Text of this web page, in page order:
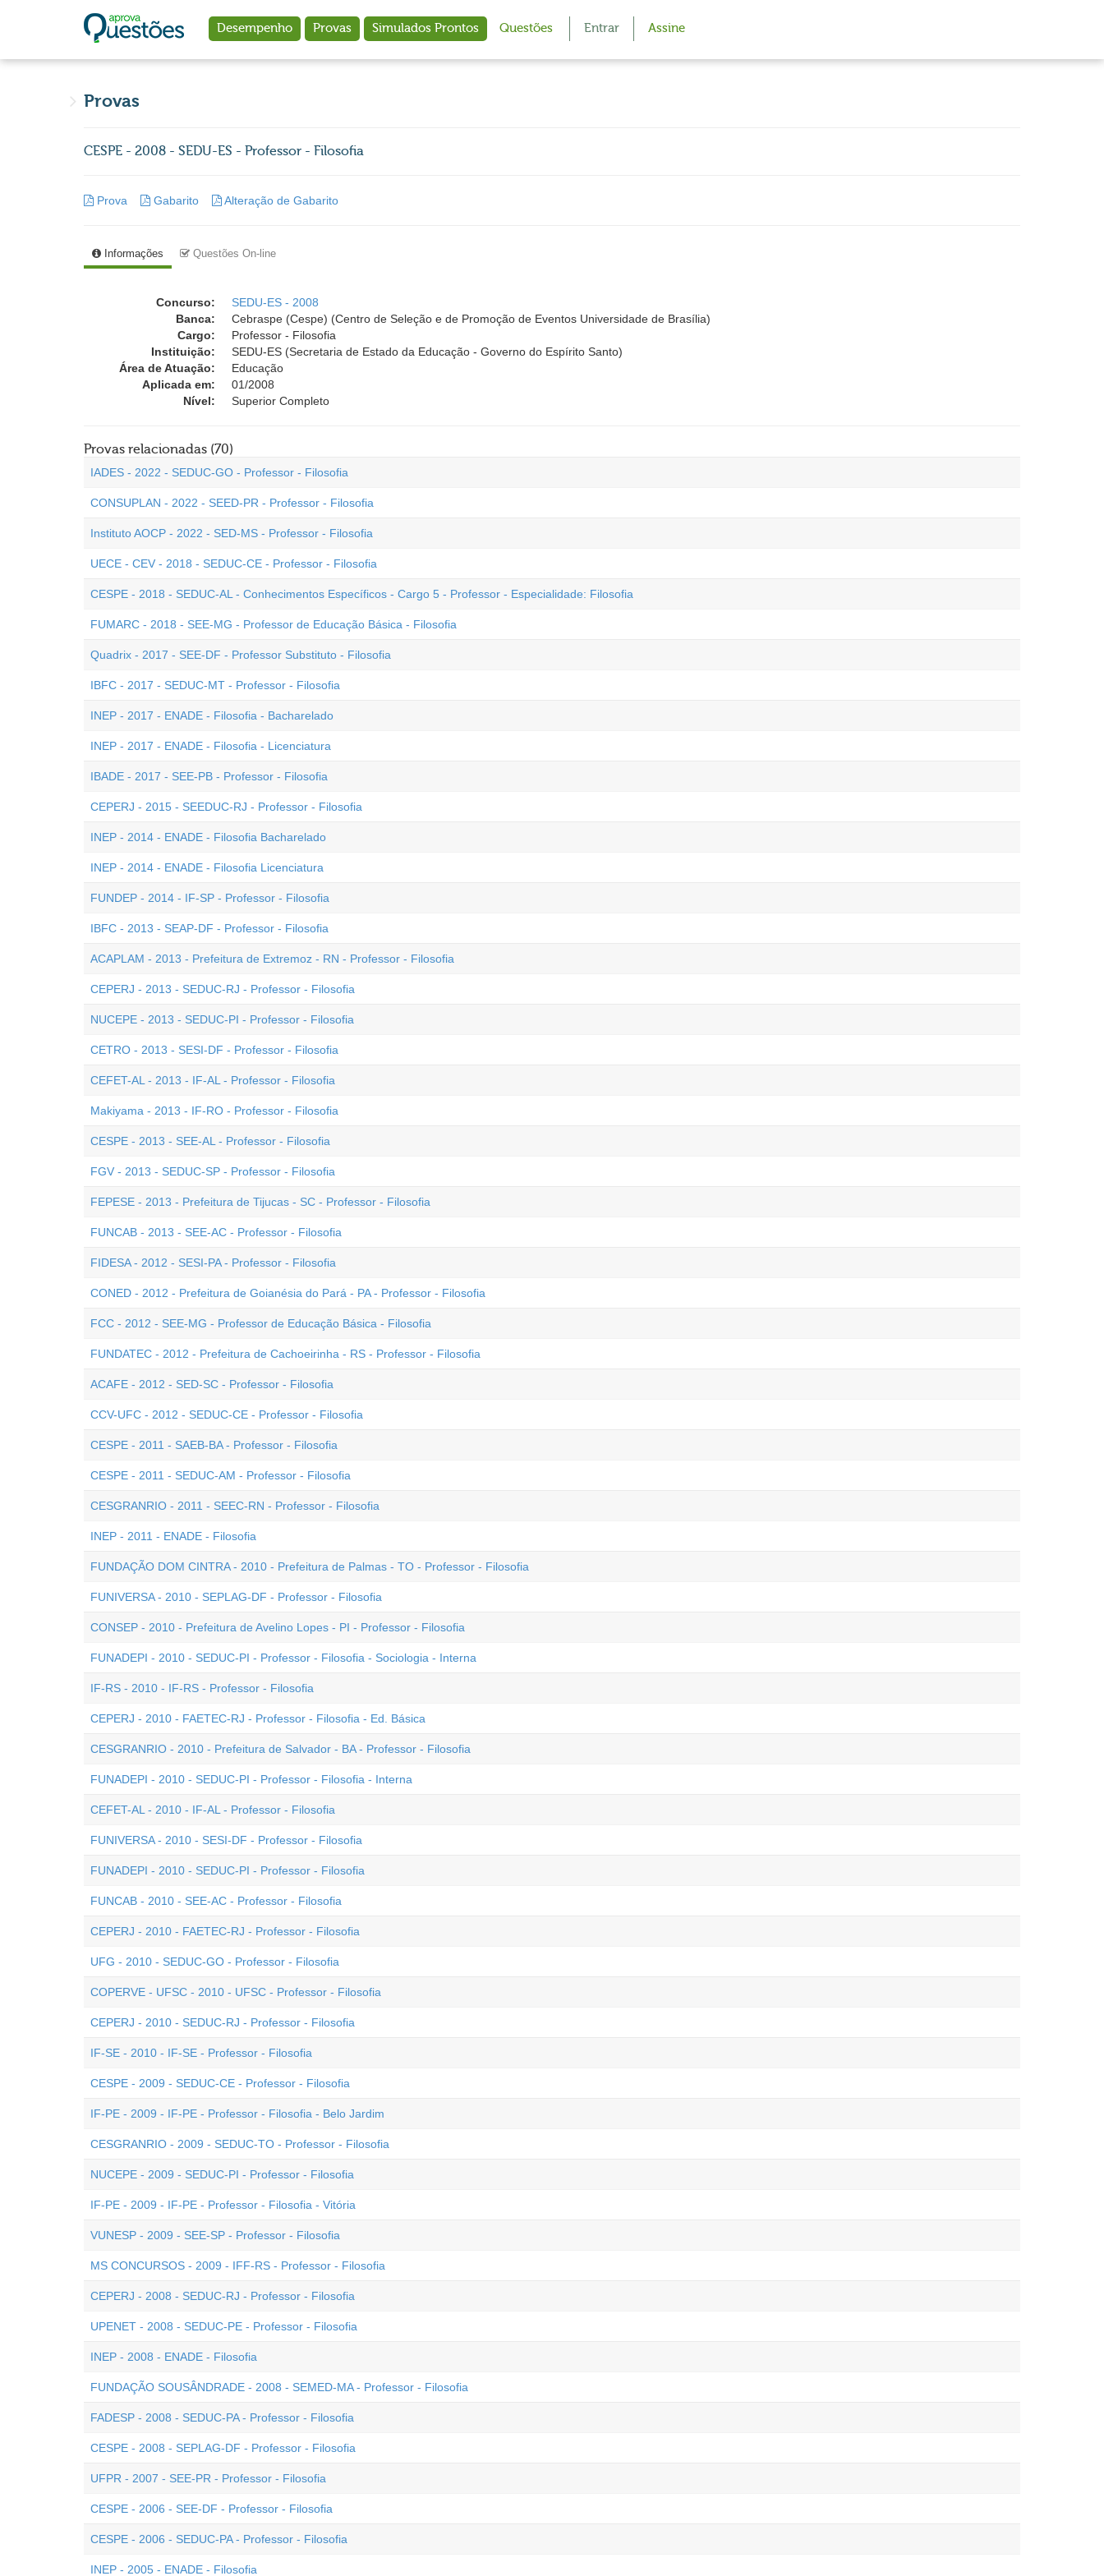
Desempenho Provas Simulados Prontos Questões Entrar Assine
Provas
CESPE - 2008 - SEDU-ES - Professor - Filosofia
Prova Gabarito Alteração de Gabarito
Informações Questões On-line
Concurso:
SEDU-ES - 2008
Banca:
Cebraspe (Cespe) (Centro de Seleção e de Promoção de Eventos Universidade de Brasília)
Cargo:
Professor - Filosofia
Instituição:
SEDU-ES (Secretaria de Estado da Educação - Governo do Espírito Santo)
Área de Atuação:
Educação
Aplicada em:
01/2008
Nível:
Superior Completo
Provas relacionadas (70)
IADES - 2022 - SEDUC-GO - Professor - Filosofia
CONSUPLAN - 2022 - SEED-PR - Professor - Filosofia
Instituto AOCP - 2022 - SED-MS - Professor - Filosofia
UECE - CEV - 2018 - SEDUC-CE - Professor - Filosofia
CESPE - 2018 - SEDUC-AL - Conhecimentos Específicos - Cargo 5 - Professor - Especialidade: Filosofia
FUMARC - 2018 - SEE-MG - Professor de Educação Básica - Filosofia
Quadrix - 2017 - SEE-DF - Professor Substituto - Filosofia
IBFC - 2017 - SEDUC-MT - Professor - Filosofia
INEP - 2017 - ENADE - Filosofia - Bacharelado
INEP - 2017 - ENADE - Filosofia - Licenciatura
IBADE - 2017 - SEE-PB - Professor - Filosofia
CEPERJ - 2015 - SEEDUC-RJ - Professor - Filosofia
INEP - 2014 - ENADE - Filosofia Bacharelado
INEP - 2014 - ENADE - Filosofia Licenciatura
FUNDEP - 2014 - IF-SP - Professor - Filosofia
IBFC - 2013 - SEAP-DF - Professor - Filosofia
ACAPLAM - 2013 - Prefeitura de Extremoz - RN - Professor - Filosofia
CEPERJ - 2013 - SEDUC-RJ - Professor - Filosofia
NUCEPE - 2013 - SEDUC-PI - Professor - Filosofia
CETRO - 2013 - SESI-DF - Professor - Filosofia
CEFET-AL - 2013 - IF-AL - Professor - Filosofia
Makiyama - 2013 - IF-RO - Professor - Filosofia
CESPE - 2013 - SEE-AL - Professor - Filosofia
FGV - 2013 - SEDUC-SP - Professor - Filosofia
FEPESE - 2013 - Prefeitura de Tijucas - SC - Professor - Filosofia
FUNCAB - 2013 - SEE-AC - Professor - Filosofia
FIDESA - 2012 - SESI-PA - Professor - Filosofia
CONED - 2012 - Prefeitura de Goianésia do Pará - PA - Professor - Filosofia
FCC - 2012 - SEE-MG - Professor de Educação Básica - Filosofia
FUNDATEC - 2012 - Prefeitura de Cachoeirinha - RS - Professor - Filosofia
ACAFE - 2012 - SED-SC - Professor - Filosofia
CCV-UFC - 2012 - SEDUC-CE - Professor - Filosofia
CESPE - 2011 - SAEB-BA - Professor - Filosofia
CESPE - 2011 - SEDUC-AM - Professor - Filosofia
CESGRANRIO - 2011 - SEEC-RN - Professor - Filosofia
INEP - 2011 - ENADE - Filosofia
FUNDAÇÃO DOM CINTRA - 2010 - Prefeitura de Palmas - TO - Professor - Filosofia
FUNIVERSA - 2010 - SEPLAG-DF - Professor - Filosofia
CONSEP - 2010 - Prefeitura de Avelino Lopes - PI - Professor - Filosofia
FUNADEPI - 2010 - SEDUC-PI - Professor - Filosofia - Sociologia - Interna
IF-RS - 2010 - IF-RS - Professor - Filosofia
CEPERJ - 2010 - FAETEC-RJ - Professor - Filosofia - Ed. Básica
CESGRANRIO - 2010 - Prefeitura de Salvador - BA - Professor - Filosofia
FUNADEPI - 2010 - SEDUC-PI - Professor - Filosofia - Interna
CEFET-AL - 2010 - IF-AL - Professor - Filosofia
FUNIVERSA - 2010 - SESI-DF - Professor - Filosofia
FUNADEPI - 2010 - SEDUC-PI - Professor - Filosofia
FUNCAB - 2010 - SEE-AC - Professor - Filosofia
CEPERJ - 2010 - FAETEC-RJ - Professor - Filosofia
UFG - 2010 - SEDUC-GO - Professor - Filosofia
COPERVE - UFSC - 2010 - UFSC - Professor - Filosofia
CEPERJ - 2010 - SEDUC-RJ - Professor - Filosofia
IF-SE - 2010 - IF-SE - Professor - Filosofia
CESPE - 2009 - SEDUC-CE - Professor - Filosofia
IF-PE - 2009 - IF-PE - Professor - Filosofia - Belo Jardim
CESGRANRIO - 2009 - SEDUC-TO - Professor - Filosofia
NUCEPE - 2009 - SEDUC-PI - Professor - Filosofia
IF-PE - 2009 - IF-PE - Professor - Filosofia - Vitória
VUNESP - 2009 - SEE-SP - Professor - Filosofia
MS CONCURSOS - 2009 - IFF-RS - Professor - Filosofia
CEPERJ - 2008 - SEDUC-RJ - Professor - Filosofia
UPENET - 2008 - SEDUC-PE - Professor - Filosofia
INEP - 2008 - ENADE - Filosofia
FUNDAÇÃO SOUSÂNDRADE - 2008 - SEMED-MA - Professor - Filosofia
FADESP - 2008 - SEDUC-PA - Professor - Filosofia
CESPE - 2008 - SEPLAG-DF - Professor - Filosofia
UFPR - 2007 - SEE-PR - Professor - Filosofia
CESPE - 2006 - SEE-DF - Professor - Filosofia
CESPE - 2006 - SEDUC-PA - Professor - Filosofia
INEP - 2005 - ENADE - Filosofia